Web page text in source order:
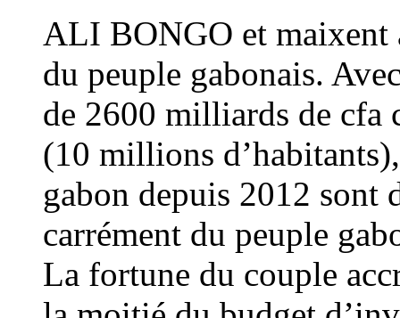
ALI BONGO et maixent
du peuple gabonais.
de 2600 milliards de cfa
(10 millions
gabon depuis 2012 sont
carrément du peuple
La fortune du couple